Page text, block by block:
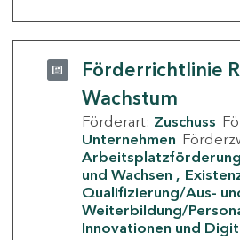
Förderrichtlinie
Wachstum
Förderart: Zuschuss
Unternehmen
Arbeitsplatzförderung
und Wachsen
Qualifizierung/Aus-
Weiterbildung/
Innovationen und